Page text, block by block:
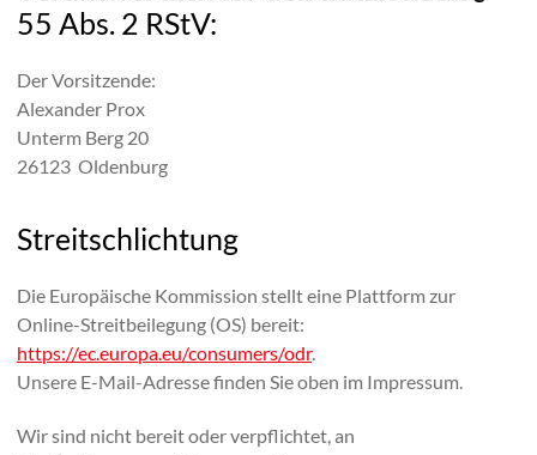
55 Abs. 2 RStV:
Der Vorsitzende:
Alexander Prox
Unterm Berg 20
26123 Oldenburg
Streitschlichtung
Die Europäische Kommission stellt eine Plattform zur
Online-Streitbeilegung (OS) bereit:
https://ec.europa.eu/consumers/odr.
Unsere E-Mail-Adresse finden Sie oben im Impressum.
Wir sind nicht bereit oder verpflichtet, an